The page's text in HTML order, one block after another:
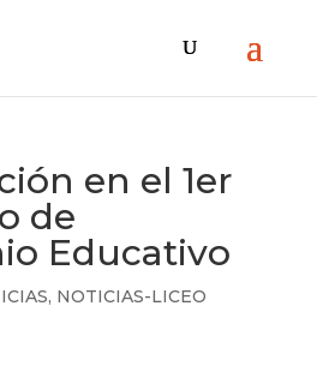
en el 1er
de
Educativo
, NOTICIAS-LICEO